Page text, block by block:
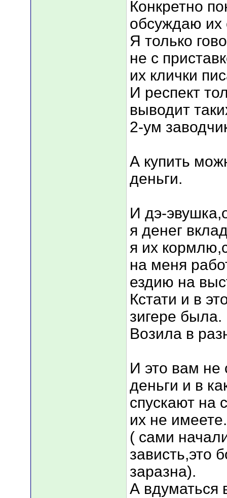
Конкретно
обсуждаю их
Я только
не с
их клички
И респект
выводит
2-ум
А купить
деньги.
И дэ-
я денег
я их
на меня
ездию на
Кстати и в
зигере была.
Возила в
И это вам не
деньги и в
спускают на
их не имеете.
( сами
зависть,это
заразна).
А вдуматься